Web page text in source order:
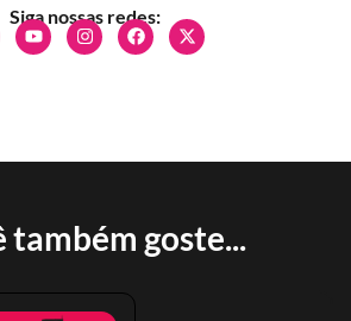
Siga nossas redes:
também goste...